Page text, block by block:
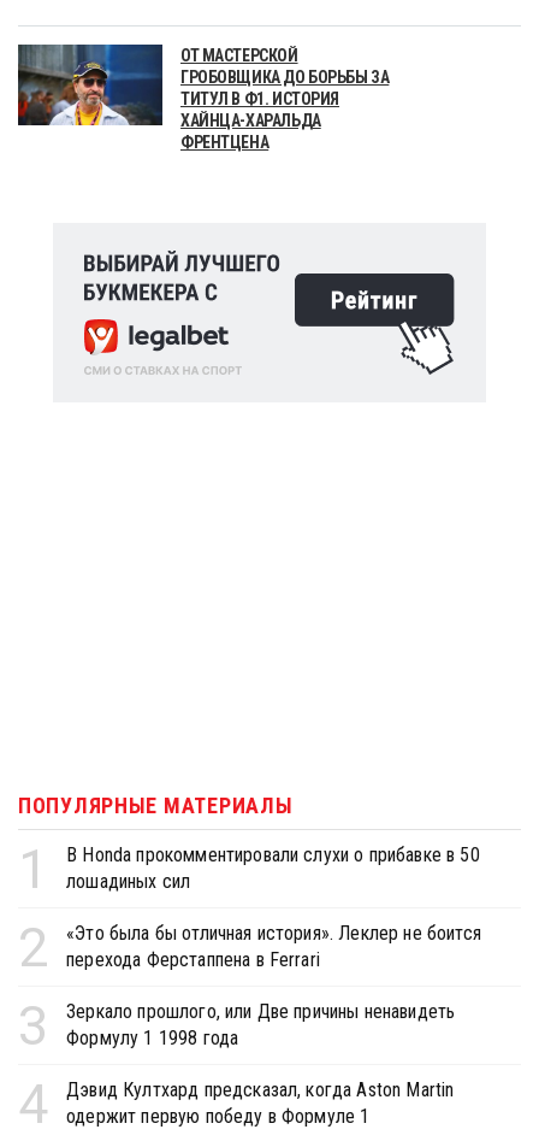
ОТ МАСТЕРСКОЙ
ГРОБОВЩИКА ДО БОРЬБЫ ЗА
ТИТУЛ В Ф1. ИСТОРИЯ
ХАЙНЦА-ХАРАЛЬДА
ФРЕНТЦЕНА
ПОПУЛЯРНЫЕ МАТЕРИАЛЫ
1
В Honda прокомментировали слухи о прибавке в 50
лошадиных сил
2
«Это была бы отличная история». Леклер не боится
перехода Ферстаппена в Ferrari
3
Зеркало прошлого, или Две причины ненавидеть
Формулу 1 1998 года
4
Дэвид Култхард предсказал, когда Aston Martin
одержит первую победу в Формуле 1